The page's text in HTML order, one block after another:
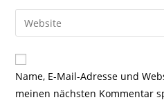
zum
Kommentieren
ein
E-
Mail-
zum
Kommentieren
ein
Gib
deine
Website-
URL
Name, E-Mail-Adresse und
meinen nächsten Kommentar